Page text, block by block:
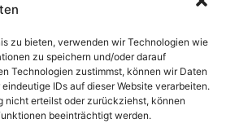
zu bieten, verwenden wir Technologien wie
zu speichern und/oder darauf
Technologien zustimmst, können wir Daten
IDs auf dieser Website verarbeiten.
nicht erteilst oder zurückziehst, können
beeinträchtigt werden.